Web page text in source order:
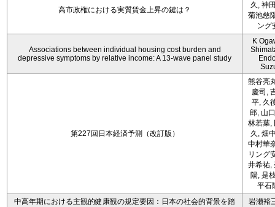
高市政権における実質賃金上昇の鍵は？
久, 神
菊池慈
ング
Associations between individual housing cost burden and
depressive symptoms by relative income: A 13-wave panel study
K
第227回日本経済予測（改訂版）
熊谷亮
慶司,
平, 久
郎, 山
林若葉,
久, 畑
中村華
リング
井希祐,
陽, 是
平石
中高年期における主観的健康観の規定要因：日本の社会的背景を踏
岩瀬裕